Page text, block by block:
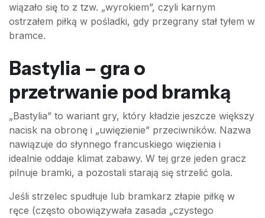
wiązało się to z tzw. „wyrokiem”, czyli karnym
ostrzałem piłką w pośladki, gdy przegrany stał tyłem w
bramce.
Bastylia – gra o
przetrwanie pod bramką
„Bastylia” to wariant gry, który kładzie jeszcze większy
nacisk na obronę i „uwięzienie” przeciwników. Nazwa
nawiązuje do słynnego francuskiego więzienia i
idealnie oddaje klimat zabawy. W tej grze jeden gracz
pilnuje bramki, a pozostali starają się strzelić gola.
Jeśli strzelec spudłuje lub bramkarz złapie piłkę w
ręce (często obowiązywała zasada „czystego